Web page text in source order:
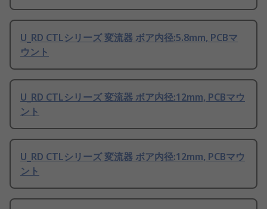
U_RD CTLシリーズ 変流器 ボア内径:5.8mm, PCBマ
ウント
U_RD CTLシリーズ 変流器 ボア内径:12mm, PCBマウ
ント
U_RD CTLシリーズ 変流器 ボア内径:12mm, PCBマウ
ント